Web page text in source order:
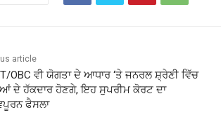
article
OBC ਵੀ ਯੋਗਤਾ ਦੇ ਆਧਾਰ ‘ਤੇ ਜਨਰਲ ਸ਼੍ਰੇਣੀ ਵਿੱਚ
ਦੇ ਹੱਕਦਾਰ ਹੋਣਗੇ, ਇਹ ਸੁਪਰੀਮ ਕੋਰਟ ਦਾ
ਫੈਸਲਾ